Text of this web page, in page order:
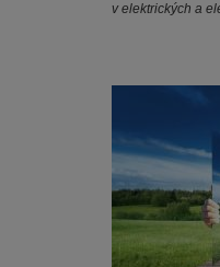
v elektrických a